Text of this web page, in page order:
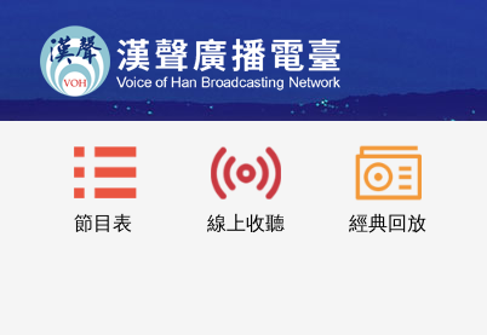
節目表 線上收聽 經典回放